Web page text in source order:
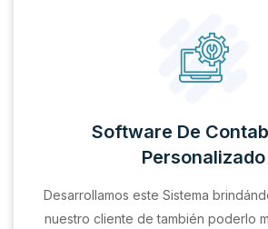
Software De
Personalizado
Desarrollamos este Sistema
nuestro cliente de también poderlo